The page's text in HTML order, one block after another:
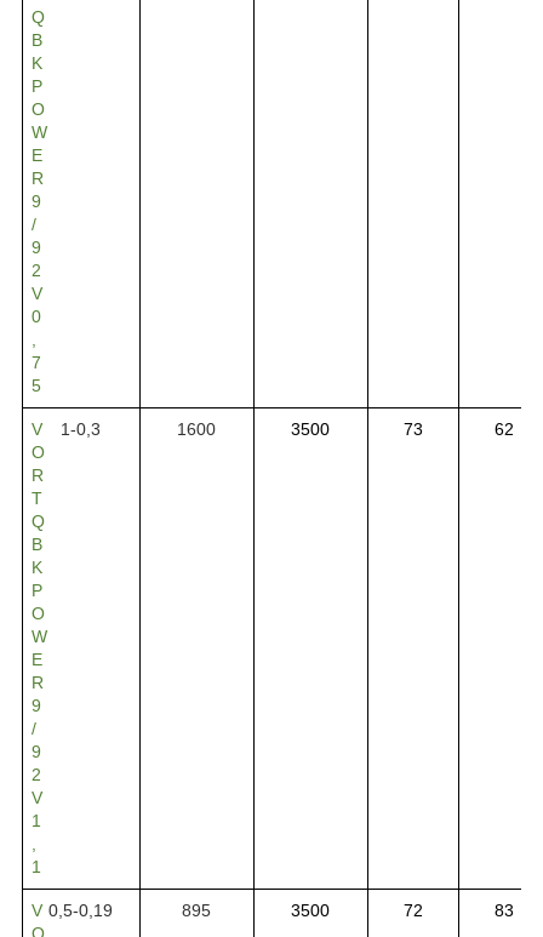
Q
B
K
P
O
W
E
R
9
/
9
2
V
0
7
5
V
O
R
T
Q
B
K
P
O
W
E
R
9
/
9
2
V
1
1
1-0,3 1600 3500 73 62
V
O
0,5-0,19 895 3500 72 83